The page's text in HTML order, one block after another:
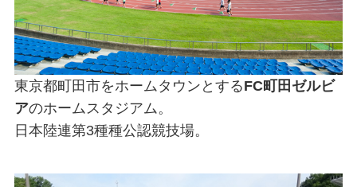
東京都町田市をホームタウンとするFC町田ゼルビ
アのホームスタジアム。
日本陸連第3種種公認競技場。